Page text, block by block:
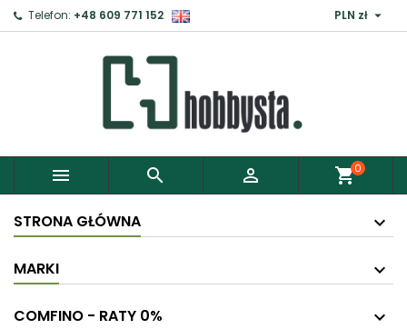
Telefon: +48 609 771 152 PLN zł 
   shopping_cart0
STRONA GŁÓWNA
MARKI
COMFINO - RATY 0%